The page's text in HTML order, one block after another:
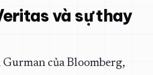
và sự thay
của Bloomberg,